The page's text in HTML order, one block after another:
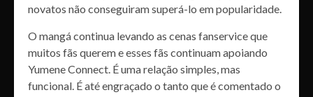
novatos não conseguiram superá-lo em popularidade.
O mangá continua levando as cenas fanservice que
muitos fãs querem e esses fãs continuam apoiando
Yumene Connect. É uma relação simples, mas
funcional. É até engraçado o tanto que é comentado o